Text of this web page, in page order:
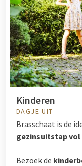
Kinderen
DAGJE UIT
Brasschaat is de
gezinsuitstap
Bezoek de